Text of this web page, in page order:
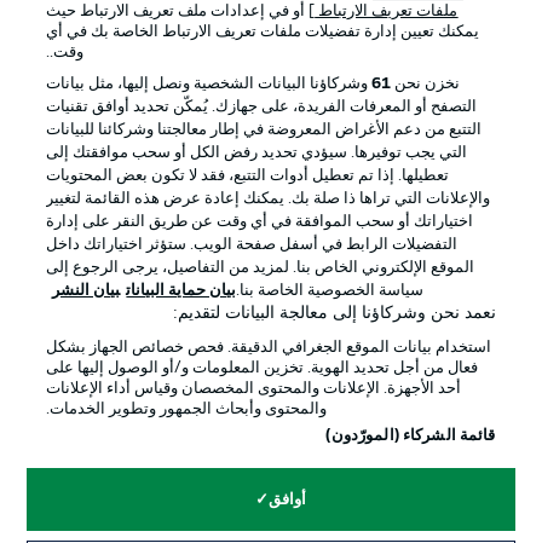
الإعلانات الإخطارات القانونية
شروط الاستخدام الوظائف
جهة النشر تواصل معنا
اللاعبون
© 2026 Bundesliga-Gruppe GmbH
ملفات تعريف الارتباط
] أو في إعدادات ملف تعريف الارتباط حيث
يمكنك تعيين إدارة تفضيلات ملفات تعريف الارتباط الخاصة بك في أي
وقت..
نخزن نحن 61وشركاؤنا البيانات الشخصية ونصل إليها، مثل بيانات
التصفح أو المعرفات الفريدة، على جهازك. يُمكّن تحديد أوافق تقنيات
التتبع من دعم الأغراض المعروضة في إطار معالجتنا وشركائنا للبيانات
التي يجب توفيرها. سيؤدي تحديد رفض الكل أو سحب موافقتك إلى
تعطيلها. إذا تم تعطيل أدوات التتبع، فقد لا تكون بعض المحتويات
والإعلانات التي تراها ذا صلة بك. يمكنك إعادة عرض هذه القائمة لتغيير
اختياراتك أو سحب الموافقة في أي وقت عن طريق النقر على إدارة
التفضيلات الرابط في أسفل صفحة الويب. ستؤثر اختياراتك داخل
الموقع الإلكتروني الخاص بنا. لمزيد من التفاصيل، يرجى الرجوع إلى
سياسة الخصوصية الخاصة بنا.بيان حماية البيانات بيان النشر
نعمد نحن وشركاؤنا إلى معالجة البيانات لتقديم:
استخدام بيانات الموقع الجغرافي الدقيقة. فحص خصائص الجهاز بشكل
فعال من أجل تحديد الهوية. تخزين المعلومات و/أو الوصول إليها على
أحد الأجهزة. الإعلانات والمحتوى المخصصان وقياس أداء الإعلانات
والمحتوى وأبحاث الجمهور وتطوير الخدمات.
قائمة الشركاء (المورّدون)
أوافق